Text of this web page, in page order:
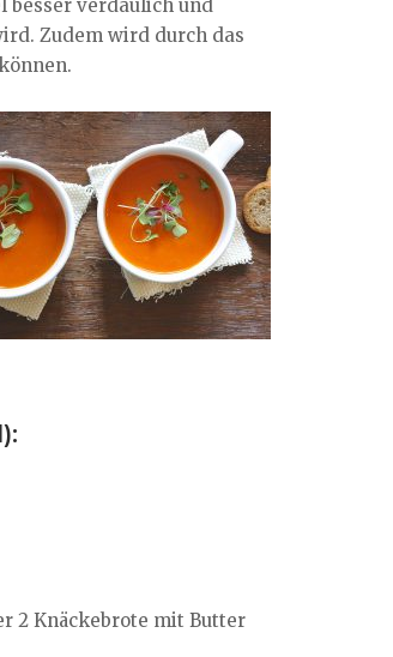
besser verdaulich und
Zudem wird durch das
2 Knäckebrote mit Butter